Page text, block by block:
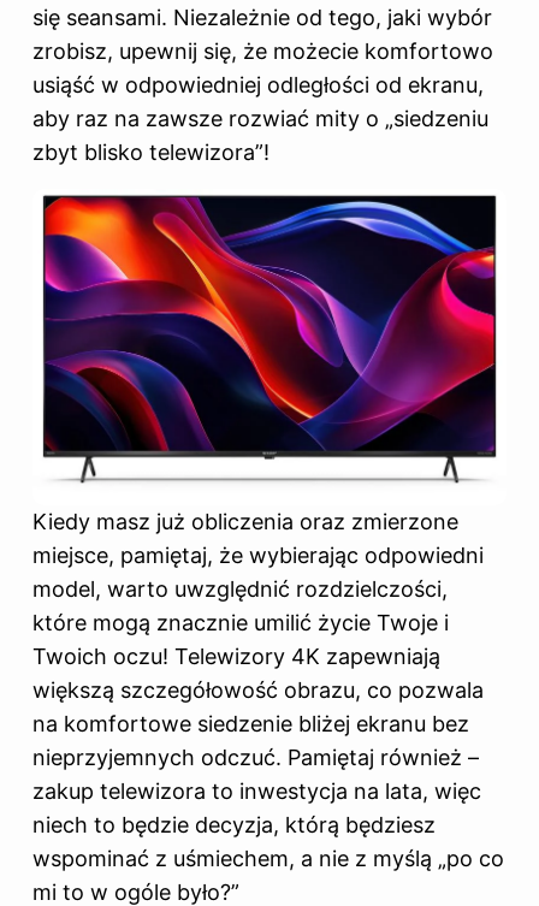
się seansami. Niezależnie od tego, jaki wybór
zrobisz, upewnij się, że możecie komfortowo
usiąść w odpowiedniej odległości od ekranu,
aby raz na zawsze rozwiać mity o „siedzeniu
zbyt blisko telewizora”!
Kiedy masz już obliczenia oraz zmierzone
miejsce, pamiętaj, że wybierając odpowiedni
model, warto uwzględnić rozdzielczości,
które mogą znacznie umilić życie Twoje i
Twoich oczu! Telewizory 4K zapewniają
większą szczegółowość obrazu, co pozwala
na komfortowe siedzenie bliżej ekranu bez
nieprzyjemnych odczuć. Pamiętaj również –
zakup telewizora to inwestycja na lata, więc
niech to będzie decyzja, którą będziesz
wspominać z uśmiechem, a nie z myślą „po co
mi to w ogóle było?”